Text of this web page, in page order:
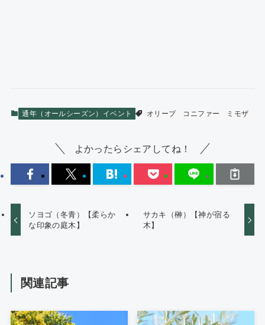
通年（オールシーズン）イベント オリーブ コニファー ミモザ
よかったらシェアしてね！
ソヨゴ（冬青）【柔らか
な印象の庭木】
サカキ（榊）【神が宿る
木】
関連記事